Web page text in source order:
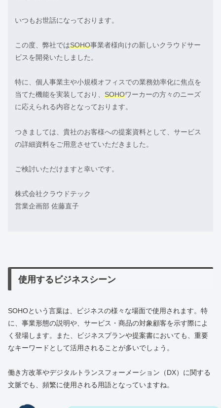
いつもお世話になっております。
この度、弊社ではSOHO事業者様向けの新しいクラウドサー
ビスを開発いたしました。
特に、個人事業主や小規模オフィスでの業務効率化に焦点を
当てた機能を実装しており、 SOHOワーカーの方々のニーズ
に応えられる内容となっております。
つきましては、貴社のお客様への提案資料として、サービス
の詳細資料をご用意させていただきました。
ご検討いただけますと幸いです。
株式会社クラウドテック
営業企画部 佐藤直子
使用するビジネスシーン
SOHOという言葉は、ビジネスの様々な場面で使用されます。特
に、事業形態の説明や、サービス・商品の対象顧客を示す際によ
く登場します。また、ビジネスプランや提案書においても、重要
なキーワードとして活用されることが多いでしょう。
働き方改革やデジタルトランスフォーメーション（DX）に関する
文脈でも、頻繁に使用される用語となっていますね。